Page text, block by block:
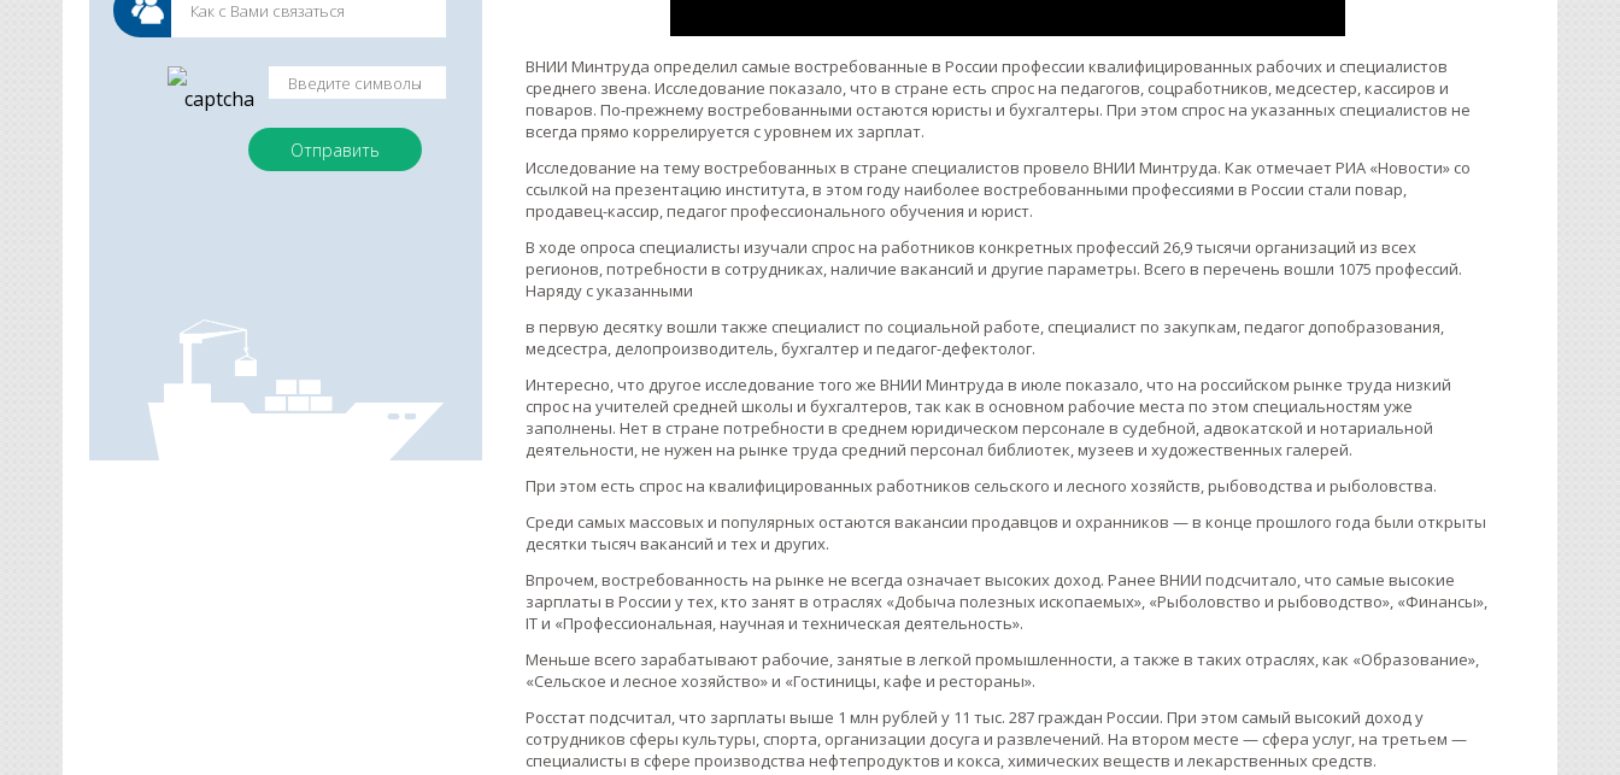
ВНИИ Минтруда определил самые востребованные в России профессии квалифицированных рабочих и специалистов
среднего звена. Исследование показало, что в стране есть спрос на педагогов, соцработников, медсестер, кассиров и
поваров. По-прежнему востребованными остаются юристы и бухгалтеры. При этом спрос на указанных специалистов не
всегда прямо коррелируется с уровнем их зарплат.
Исследование на тему востребованных в стране специалистов провело ВНИИ Минтруда. Как отмечает РИА «Новости» со
ссылкой на презентацию института, в этом году наиболее востребованными профессиями в России стали повар,
продавец-кассир, педагог профессионального обучения и юрист.
В ходе опроса специалисты изучали спрос на работников конкретных профессий 26,9 тысячи организаций из всех
регионов, потребности в сотрудниках, наличие вакансий и другие параметры. Всего в перечень вошли 1075 профессий.
Наряду с указанными
в первую десятку вошли также специалист по социальной работе, специалист по закупкам, педагог допобразования,
медсестра, делопроизводитель, бухгалтер и педагог-дефектолог.
Интересно, что другое исследование того же ВНИИ Минтруда в июле показало, что на российском рынке труда низкий
спрос на учителей средней школы и бухгалтеров, так как в основном рабочие места по этом специальностям уже
заполнены. Нет в стране потребности в среднем юридическом персонале в судебной, адвокатской и нотариальной
деятельности, не нужен на рынке труда средний персонал библиотек, музеев и художественных галерей.
При этом есть спрос на квалифицированных работников сельского и лесного хозяйств, рыбоводства и рыболовства.
Среди самых массовых и популярных остаются вакансии продавцов и охранников — в конце прошлого года были открыты
десятки тысяч вакансий и тех и других.
Впрочем, востребованность на рынке не всегда означает высоких доход. Ранее ВНИИ подсчитало, что самые высокие
зарплаты в России у тех, кто занят в отраслях «Добыча полезных ископаемых», «Рыболовство и рыбоводство», «Финансы»,
IT и «Профессиональная, научная и техническая деятельность».
Меньше всего зарабатывают рабочие, занятые в легкой промышленности, а также в таких отраслях, как «Образование»,
«Сельское и лесное хозяйство» и «Гостиницы, кафе и рестораны».
Росстат подсчитал, что зарплаты выше 1 млн рублей у 11 тыс. 287 граждан России. При этом самый высокий доход у
сотрудников сферы культуры, спорта, организации досуга и развлечений. На втором месте — сфера услуг, на третьем —
специалисты в сфере производства нефтепродуктов и кокса, химических веществ и лекарственных средств.